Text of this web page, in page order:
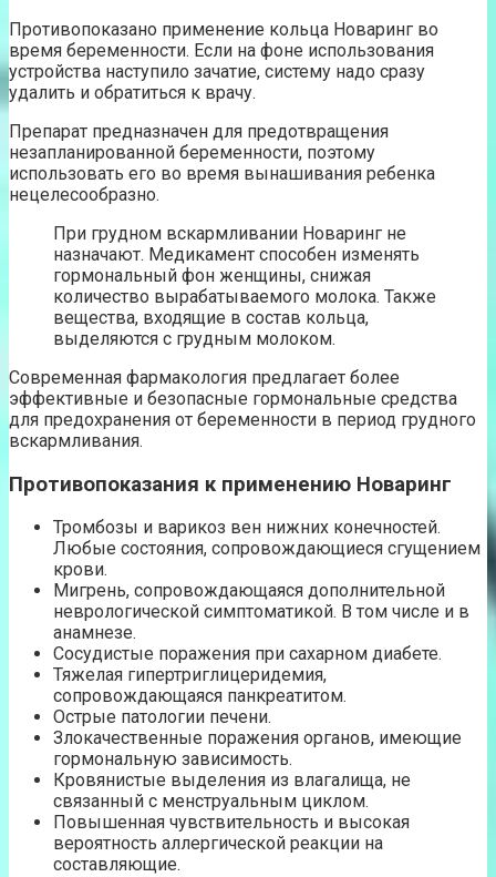
Противопоказано применение кольца Новаринг во
время беременности. Если на фоне использования
устройства наступило зачатие, систему надо сразу
удалить и обратиться к врачу.
Препарат предназначен для предотвращения
незапланированной беременности, поэтому
использовать его во время вынашивания ребенка
нецелесообразно.
При грудном вскармливании Новаринг не
назначают. Медикамент способен изменять
гормональный фон женщины, снижая
количество вырабатываемого молока. Также
вещества, входящие в состав кольца,
выделяются с грудным молоком.
Современная фармакология предлагает более
эффективные и безопасные гормональные средства
для предохранения от беременности в период грудного
вскармливания.
Противопоказания к применению Новаринг
Тромбозы и варикоз вен нижних конечностей.
Любые состояния, сопровождающиеся сгущением
крови.
Мигрень, сопровождающаяся дополнительной
неврологической симптоматикой. В том числе и в
анамнезе.
Сосудистые поражения при сахарном диабете.
Тяжелая гипертриглицеридемия,
сопровождающаяся панкреатитом.
Острые патологии печени.
Злокачественные поражения органов, имеющие
гормональную зависимость.
Кровянистые выделения из влагалища, не
связанный с менструальным циклом.
Повышенная чувствительность и высокая
вероятность аллергической реакции на
составляющие.